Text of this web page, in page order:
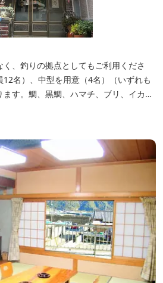
、釣りの拠点としてもご利用くださ
名）、中型を用意（4名）（いずれも
す。鯛、黒鯛、ハマチ、ブリ、イカ
た漁場にご案内いたします。当店か